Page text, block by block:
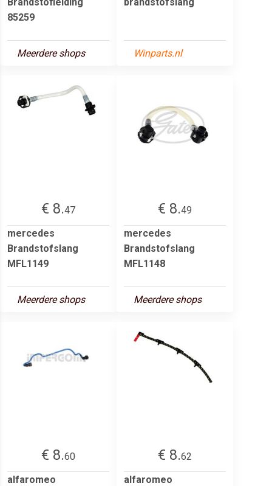
85259
Meerdere shops Winparts.nl
€ 8.47
mercedes
Brandstofslang
MFL1149
Meerdere shops
€ 8.49
mercedes
Brandstofslang
MFL1148
Meerdere shops
€ 8.60
alfaromeo
€ 8.62
alfaromeo